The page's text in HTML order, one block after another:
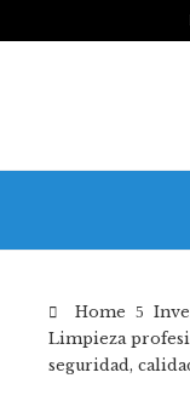
Home
Limpieza
seguridad,